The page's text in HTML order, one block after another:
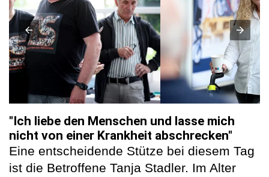
"Ich liebe den Menschen und lasse mich
nicht von einer Krankheit abschrecken"
Eine entscheidende Stütze bei diesem Tag
ist die Betroffene Tanja Stadler. Im Alter